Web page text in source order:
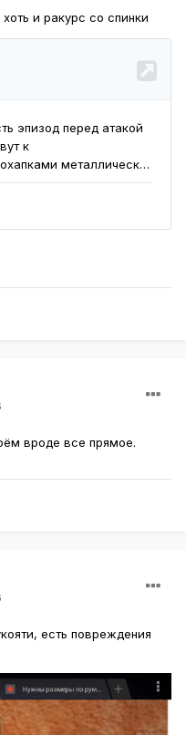
и ракурс со спинки
вроде все прямое.
есть повреждения